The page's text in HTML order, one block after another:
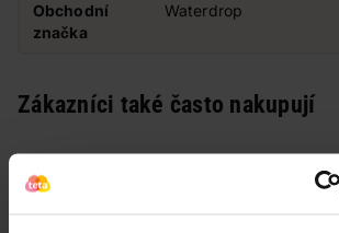
Obchodní
značka
Waterdrop
Zákazníci také často nakupují